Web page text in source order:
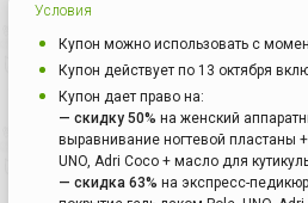
Условия
Купон можно использовать с
Купон действует по 13 октября
Купон дает право на:
— скидку 50% на женский
выравнивание ногтевой пластаны
UNO, Adri Coco + масло для
— скидка 63% на экспресс-